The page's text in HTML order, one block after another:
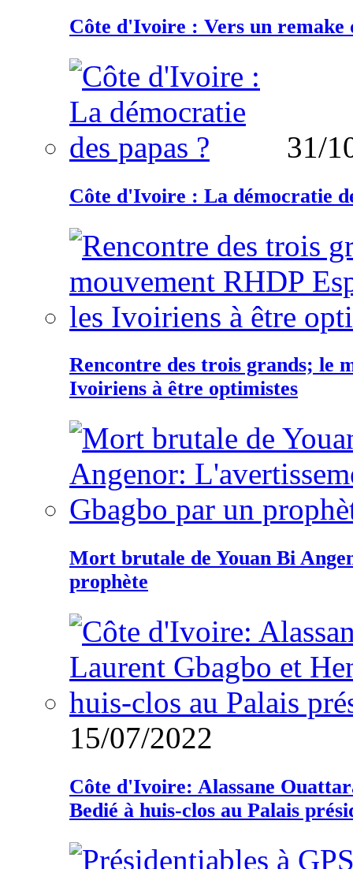
Côte d'Ivoire : Vers un remake
31/
Côte d'Ivoire : La démocratie
Rencontre des trois grands; le
Ivoiriens à être optimistes
Mort brutale de Youan Bi
prophète
15/07/2022
Côte d'Ivoire: Alassane
Bedié à huis-clos au Palais